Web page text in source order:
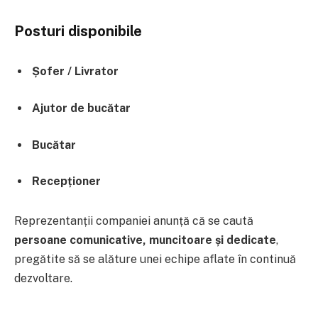
Posturi disponibile
Șofer / Livrator
Ajutor de bucătar
Bucătar
Recepționer
Reprezentanții companiei anunță că se caută
persoane comunicative, muncitoare și dedicate,
pregătite să se alăture unei echipe aflate în continuă
dezvoltare.